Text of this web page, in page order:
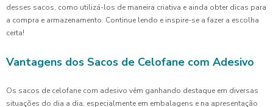
desses sacos, como utilizá-los de maneira criativa e ainda obter dicas para
a compra e armazenamento. Continue lendo e inspire-se a fazer a escolha
certa!
Vantagens dos Sacos de Celofane com Adesivo
Os sacos de celofane com adesivo vêm ganhando destaque em diversas
situações do dia a dia, especialmente em embalagens e na apresentação